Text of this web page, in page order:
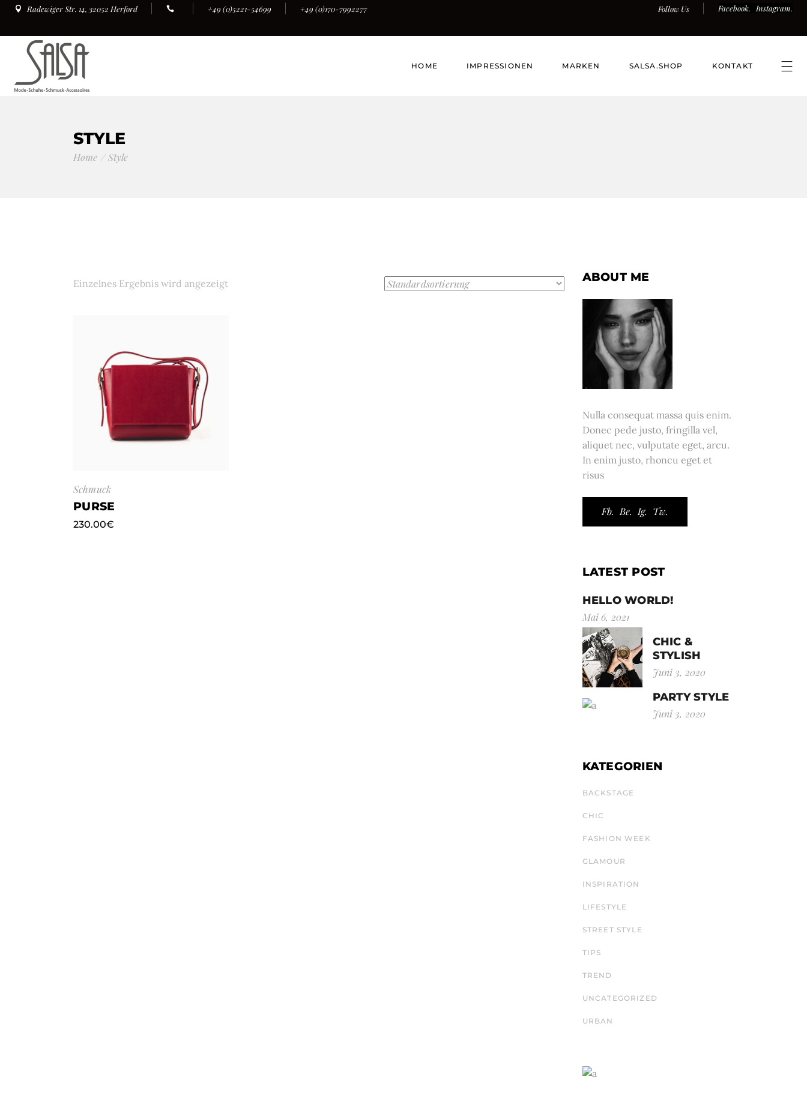
Radewiger Str. 14, 32052 Herford +49 (0)5221-54699 +49 (0)170-7992277 Follow Us Facebook. Instagram.
HOME IMPRESSIONEN MARKEN SALSA.SHOP KONTAKT
STYLE
Home Style
Einzelnes Ergebnis wird angezeigt
Schmuck
PURSE
230.00€
ABOUT ME
Nulla consequat massa quis enim.
Donec pede justo, fringilla vel,
aliquet nec, vulputate eget, arcu.
In enim justo, rhoncu eget et
risus
Fb. Be. Ig. Tw.
LATEST POST
HELLO WORLD!
Mai 6, 2021
CHIC &
STYLISH
Juni 3, 2020
PARTY STYLE
Juni 3, 2020
KATEGORIEN
BACKSTAGE
CHIC
FASHION WEEK
GLAMOUR
INSPIRATION
LIFESTYLE
STREET STYLE
TIPS
TREND
UNCATEGORIZED
URBAN